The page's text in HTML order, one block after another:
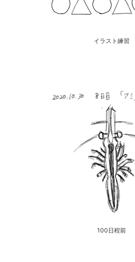
イラスト練習
100日程前